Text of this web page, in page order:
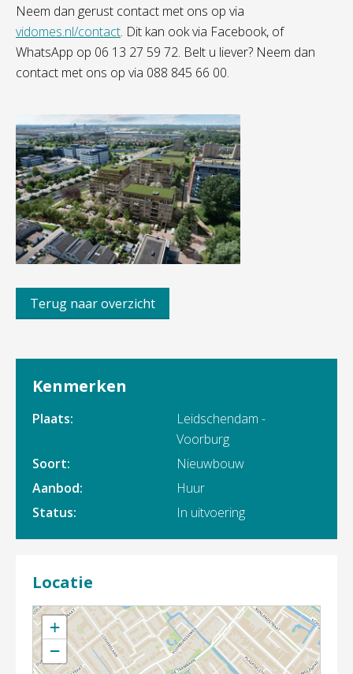
Neem dan gerust contact met ons op via
vidomes.nl/contact. Dit kan ook via Facebook, of
WhatsApp op 06 13 27 59 72. Belt u liever? Neem dan
contact met ons op via 088 845 66 00.
Terug naar overzicht
Kenmerken
Plaats:
Leidschendam -
Voorburg
Soort:
Nieuwbouw
Aanbod:
Huur
Status:
In uitvoering
Locatie
+
−